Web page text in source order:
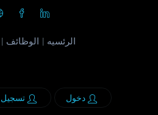
الرئسيه الوظائف
دخول تسجيل